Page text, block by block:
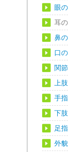
眼
耳
鼻
口
関
上
手
下
足
外